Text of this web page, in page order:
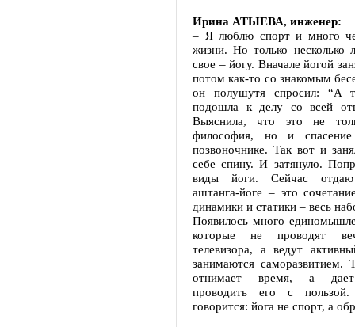
Ирина АТЫЕВА, инженер:
– Я люблю спорт и много
жизни. Но только несколько
свое – йогу. Вначале йогой
потом как-то со знакомым
он полушутя спросил: “А
подошла к делу со всей
Выяснила, что это не
философия, но и
позвоночнике. Так вот и
себе спину. И затянуло.
виды йоги. Сейчас отдаю
аштанга-йоге – это
динамики и статики – весь
Появилось много
которые не проводят
телевизора, а ведут
занимаются саморазвитием.
отнимает время, а дает
проводить его с
говорится: йога не спорт, а